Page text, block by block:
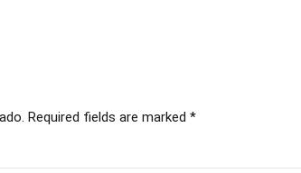
Required fields are marked *